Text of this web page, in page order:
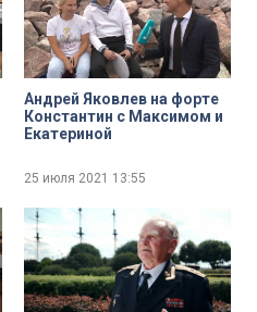
Андрей Яковлев на форте
Константин с Максимом и
Екатериной
25 июля 2021 13:55